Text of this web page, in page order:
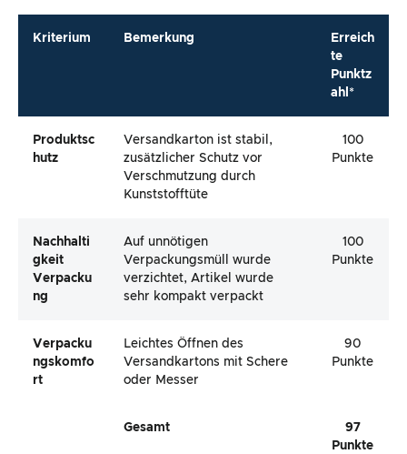
Kriterium Bemerkung
Erreich
te
Punktz
ahl*
Produktsc
Hutz
Versandkarton ist stabil,
zusätzlicher Schutz vor
Verschmutzung durch
Kunststofftüte
100
Punkte
Nachhalti
Gkeit
Verpacku
Ng
Auf unnötigen
Verpackungsmüll wurde
verzichtet, Artikel wurde
sehr kompakt verpackt
100
Punkte
Verpacku
Ngskomfo
Rt
Leichtes Öffnen des
Versandkartons mit Schere
oder Messer
90
Punkte
Gesamt
97
Punkte